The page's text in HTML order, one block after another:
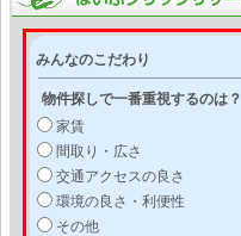
みんなのこだわり
物件探しで一番重視するのは？
家賃
間取り・広さ
交通アクセスの良さ
環境の良さ・利便性
その他